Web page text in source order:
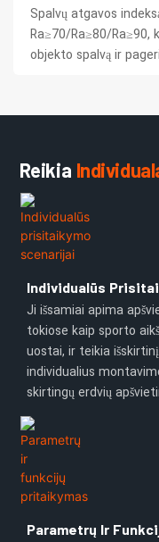
Spalvų atgavos
Ra≥70/Ra≥80/Ra≥90,
objekto spalvą ir
Reikia
Individualūs
Ji išsamiai apima
tokiose kaip sporto
uostai, ir teikia
individualius
skirtingų erdvių
Parametrų Ir